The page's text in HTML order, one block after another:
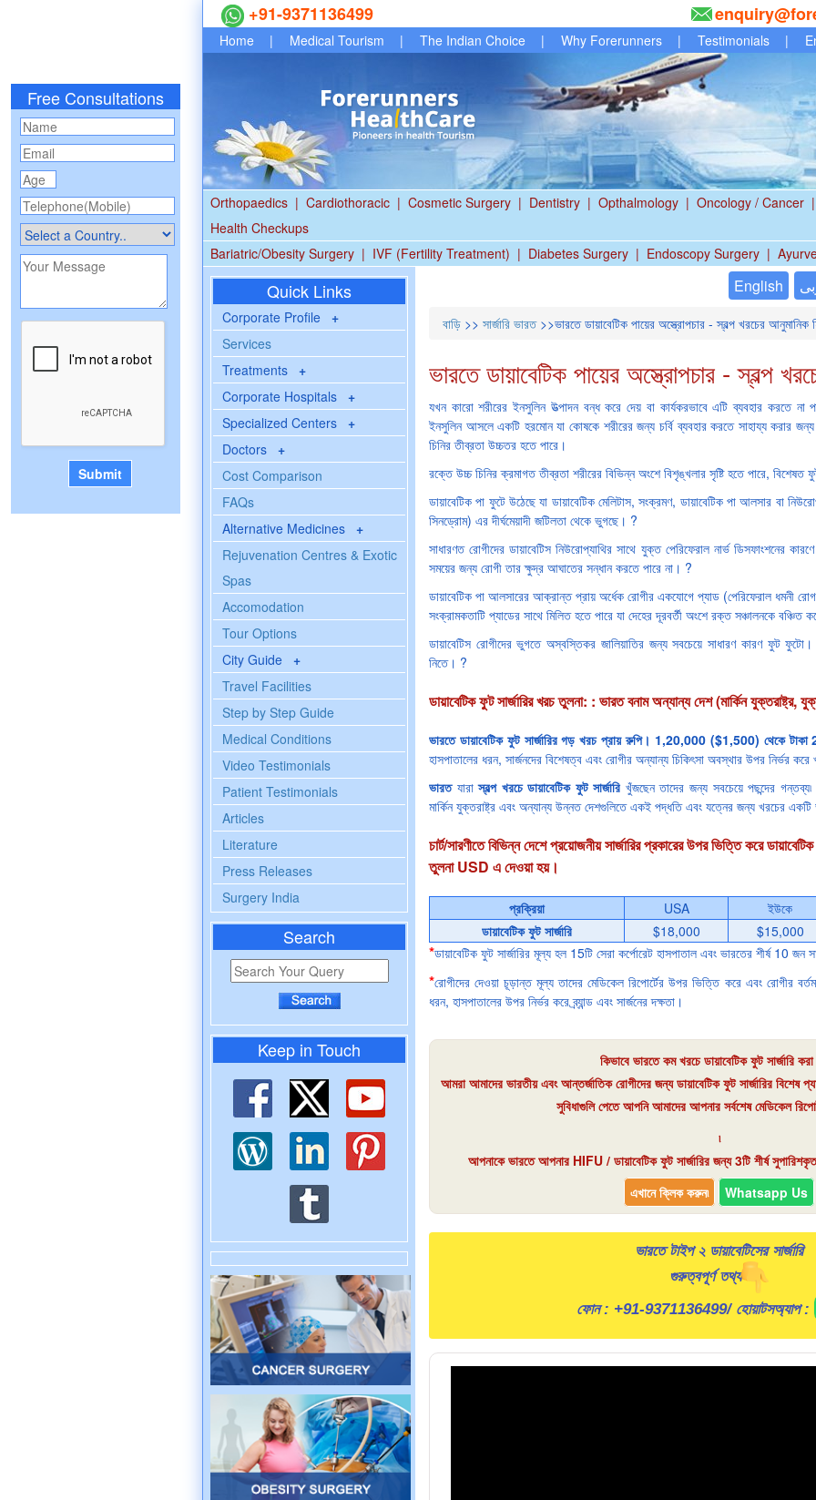
Free Consultations
+91-9371136499
Home | Medical Tourism | The Indian Choice | Why Forerunners | Testimonials |
Orthopaedics | Cardiothoracic | Cosmetic Surgery | Dentistry | Opthalmology | Oncology / Cancer |
Health Checkups
Bariatric/Obesity Surgery | IVF (Fertility Treatment) | Diabetes Surgery | Endoscopy Surgery |
Quick Links
Corporate Profile +
Services
Treatments +
Corporate Hospitals +
Specialized Centers +
Doctors +
Cost Comparison
FAQs
Alternative Medicines +
Rejuvenation Centres & Exotic
Spas
Accomodation
Tour Options
City Guide +
Travel Facilities
Step by Step Guide
Medical Conditions
Video Testimonials
Patient Testimonials
Articles
Literature
Press Releases
Surgery India
Search
Keep in Touch
English
বাড়ি >> সার্জারি ভারত>>ভারতে ডায়াবেটিক পায়ের অস্ত্রোপচার - স্বল্প খরচের আনুমানিক
ভারতে ডায়াবেটিক পায়ের অস্ত্রোপচার - স্বল্প
যখন কারো শরীরের ইনসুলিন উত্পাদন বন্ধ করে দেয় বা কার্যকরভাবে এটি ব্যবহার করতে না
ইনসুলিন আসলে একটি হরমোন যা কোষকে শরীরের জন্য চর্বি ব্যবহার করতে সাহায্য করার
চিনির তীব্রতা উচ্চতর হতে পারে।
রক্তে উচ্চ চিনির ক্রমাগত তীব্রতা শরীরের বিভিন্ন অংশে বিশৃঙ্খলার সৃষ্টি হতে পারে, বিশেষত
ডায়াবেটিক পা ফুটে উঠেছে যা ডায়াবেটিক মেলিটাস, সংক্রমণ, ডায়াবেটিক পা আলসার বা
সিনড্রোম) এর দীর্ঘমেয়াদী জটিলতা থেকে ভুগছে। ?
সাধারণত রোগীদের ডায়াবেটিস নিউরোপ্যাথির সাথে যুক্ত পেরিফেরাল নার্ভ ডিসফাংশনের
সময়ের জন্য রোগী তার ক্ষুদ্র আঘাতের সন্ধান করতে পারে না। ?
ডায়াবেটিক পা আলসারের আক্রান্ত প্রায় অর্ধেক রোগীর একযোগে প্যাড (পেরিফেরাল ধমনী
সংক্রামকতাটি প্যাডের সাথে মিলিত হতে পারে যা দেহের দূরবর্তী অংশে রক্ত সঞ্চালনকে বঞ্চিত
ডায়াবেটিস রোগীদের ভুগতে অস্বস্তিকর জালিয়াতির জন্য সবচেয়ে সাধারণ কারণ ফুট
নিতে। ?
ডায়াবেটিক ফুট সার্জারির খরচ তুলনা: : ভারত বনাম অন্যান্য দেশ (মার্কিন যুক্তরাষ্ট্র,
ভারতে ডায়াবেটিক ফুট সার্জারির গড় খরচ প্রায় রুপি। 1,20,000 ($1,500) থেকে
হাসপাতালের ধরন, সার্জনদের বিশেষত্ব এবং রোগীর অন্যান্য চিকিৎসা অবস্থার উপর নির্ভর করে
ভারতযারাস্বল্প খরচে ডায়াবেটিক ফুট সার্জারি খুঁজছেন তাদের জন্য সবচেয়ে পছন্দের গন্তব্য৷
মার্কিন যুক্তরাষ্ট্র এবং অন্যান্য উন্নত দেশগুলিতে একই পদ্ধতি এবং যত্নের জন্য খরচের
চার্ট/সারণীতে বিভিন্ন দেশে প্রয়োজনীয় সার্জারির প্রকারের উপর ভিত্তি করে
তুলনা USD এ দেওয়া হয়।
প্রক্রিয়া USA
ইউকে
ডায়াবেটিক ফুট সার্জারি
$18,000 $15,000
*ডায়াবেটিক ফুট সার্জারির মূল্য হল 15টি সেরা কর্পোরেট হাসপাতাল এবং ভারতের শীর্ষ 10 জন
*রোগীদের দেওয়া চূড়ান্ত মূল্য তাদের মেডিকেল রিপোর্টের উপর ভিত্তি করে এবং রোগীর
ধরন, হাসপাতালের উপর নির্ভর করে ব্র্যান্ড এবং সার্জনের দক্ষতা।
কিভাবে ভারতে কম খরচে ডায়াবেটিক ফুট সার্জারি
আমরা আমাদের ভারতীয় এবং আন্তর্জাতিক রোগীদের জন্য ডায়াবেটিক ফুট সার্জারির বিশেষ
সুবিধাগুলি পেতে আপনি আমাদের আপনার সর্বশেষ মেডিকেল
৷
আপনাকেভারতে আপনার HIFU / ডায়াবেটিক ফুট সার্জারির জন্য 3টি শীর্ষ সুপারিশকৃত
এখানে ক্লিক করুন৷
Whatsapp Us
ভারতে টাইপ ২ ডায়াবেটিসের সার্জারি
গুরুত্বপূর্ণ তথ্য
ফোন : +91-9371136499/ হোয়াটসঅ্যাপ :